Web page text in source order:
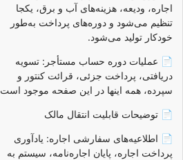
اجاره، ودیعه، هزینه‌های آب و برق، یکجا
تنظیم می‌شود و دوره‌های پرداخت به‌طور
خودکار تولید می‌شود.
📄 عملیات دوره حساب مستأجر: تسویه
دریافتی، پرداخت جزئی، قرائت کنتور و
سپرده، همه اینها در این صفحه موجود است
📄 توضیحات قابلیت انتقال مالک
📄 اطلاعیه‌های سفارشی اجاره: یادآوری
پرداخت اجاره، پایان اجاره‌نامه، سیستم به